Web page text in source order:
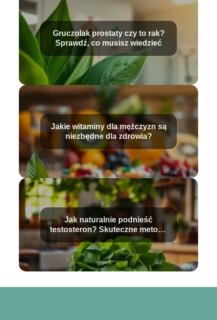
Gruczolak prostaty czy to rak?
Sprawdź, co musisz wiedzieć
Jakie witaminy dla mężczyzn są
niezbędne dla zdrowia?
Jak naturalnie podnieść
testosteron? Skuteczne metody
i porady